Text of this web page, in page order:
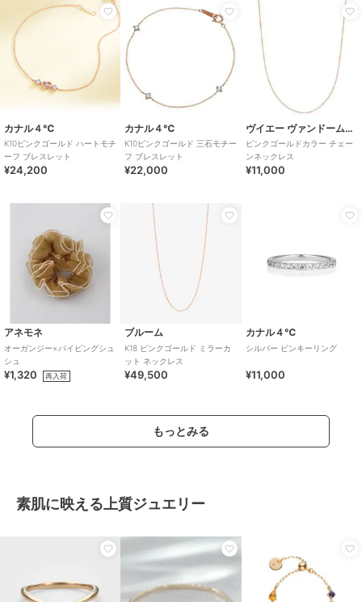
カナル４℃
K10ピンクゴールド ハートモチ
ーフ ブレスレット
¥24,200
カナル４℃
K10ピンクゴールド 三石モチー
フ ブレスレット
¥22,000
ヴイエー ヴァンドーム青山
ピンクゴールドカラー チェー
ンネックレス
¥11,000
アネモネ
オーガンジー×パイピングシュ
シュ
¥1,320 再入荷
ブルーム
K18 ピンクゴールド ミラーカ
ット ネックレス
¥49,500
カナル４℃
シルバー ピンキーリング
¥11,000
もっとみる
素肌に映える上質ジュエリー